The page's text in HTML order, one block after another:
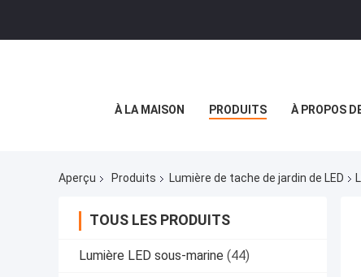
À LA MAISON PRODUITS À PROPOS
Aperçu Produits Lumière de tache de jardin de LED
TOUS LES PRODUITS
Lumière LED sous-marine (44)